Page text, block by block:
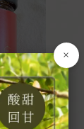
×